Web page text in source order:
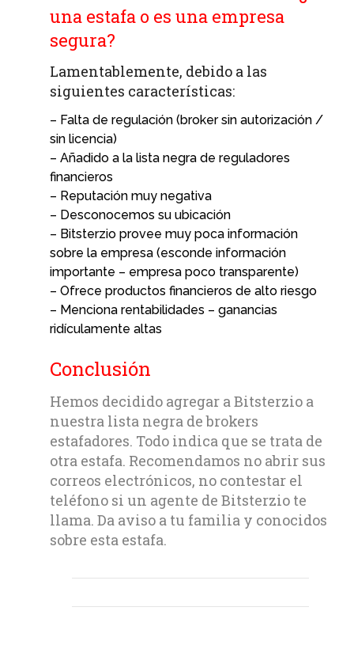
una estafa o es una empresa
segura?
Lamentablemente, debido a las
siguientes características:
– Falta de regulación (broker sin autorización /
sin licencia)
– Añadido a la lista negra de reguladores
financieros
– Reputación muy negativa
– Desconocemos su ubicación
– Bitsterzio provee muy poca información
sobre la empresa (esconde información
importante – empresa poco transparente)
– Ofrece productos financieros de alto riesgo
– Menciona rentabilidades – ganancias
ridículamente altas
Conclusión
Hemos decidido agregar a Bitsterzio a
nuestra lista negra de brokers
estafadores. Todo indica que se trata de
otra estafa. Recomendamos no abrir sus
correos electrónicos, no contestar el
teléfono si un agente de Bitsterzio te
llama. Da aviso a tu familia y conocidos
sobre esta estafa.